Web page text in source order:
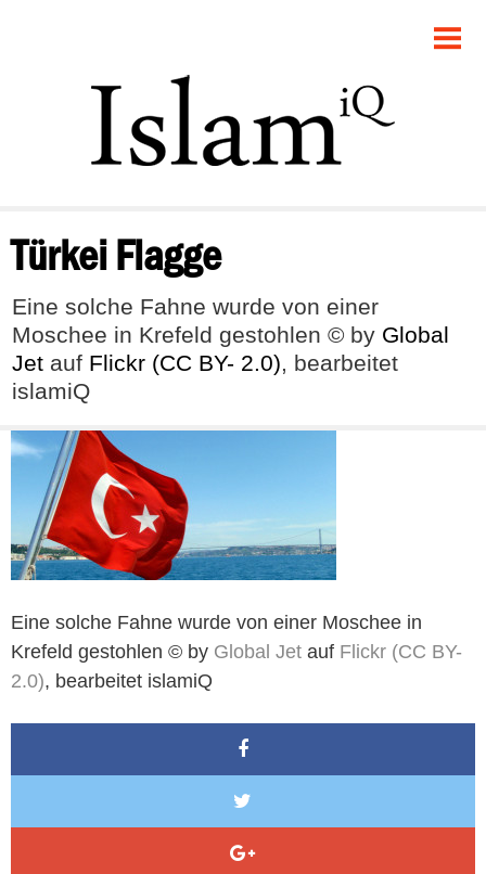
GESELLSCHAFT
STARTSEITE
RECHT
DEBATTE
PANORAMA
Türkei Flagge
Eine solche Fahne wurde von einer
Moschee in Krefeld gestohlen © by Global
Jet auf Flickr (CC BY- 2.0), bearbeitet
islamiQ
Eine solche Fahne wurde von einer Moschee in
Krefeld gestohlen © by Global Jet auf Flickr (CC BY-
2.0), bearbeitet islamiQ